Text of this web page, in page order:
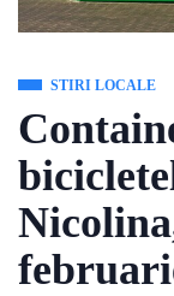
STIRI LOCALE